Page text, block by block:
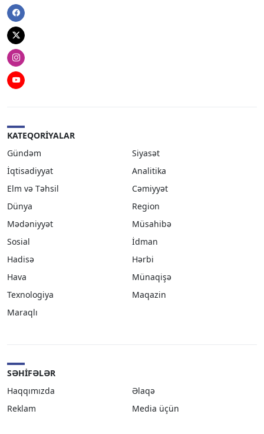
Facebook
Twitter
Instagram
Youtube
KATEQORIYALAR
Gündəm
Siyasət
İqtisadiyyat
Analitika
Elm və Təhsil
Cəmiyyət
Dünya
Region
Mədəniyyət
Müsahibə
Sosial
İdman
Hadisə
Hərbi
Hava
Münaqişə
Texnologiya
Maqazin
Maraqlı
SƏHIFƏLƏR
Haqqımızda
Əlaqə
Reklam
Media üçün